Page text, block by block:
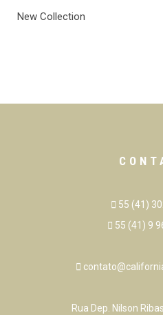
New Collection
55 (41)
55 (41) 9
Rua Dep. Nilson